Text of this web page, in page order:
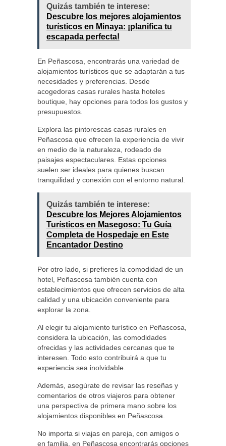
Quizás también te interese:
Descubre los mejores alojamientos
turísticos en Minaya: ¡planifica tu
escapada perfecta!
En Peñascosa, encontrarás una variedad de
alojamientos turísticos que se adaptarán a tus
necesidades y preferencias. Desde
acogedoras casas rurales hasta hoteles
boutique, hay opciones para todos los gustos y
presupuestos.
Explora las pintorescas casas rurales en
Peñascosa que ofrecen la experiencia de vivir
en medio de la naturaleza, rodeado de
paisajes espectaculares. Estas opciones
suelen ser ideales para quienes buscan
tranquilidad y conexión con el entorno natural.
Quizás también te interese:
Descubre los Mejores Alojamientos
Turísticos en Masegoso: Tu Guía
Completa de Hospedaje en Este
Encantador Destino
Por otro lado, si prefieres la comodidad de un
hotel, Peñascosa también cuenta con
establecimientos que ofrecen servicios de alta
calidad y una ubicación conveniente para
explorar la zona.
Al elegir tu alojamiento turístico en Peñascosa,
considera la ubicación, las comodidades
ofrecidas y las actividades cercanas que te
interesen. Todo esto contribuirá a que tu
experiencia sea inolvidable.
Además, asegúrate de revisar las reseñas y
comentarios de otros viajeros para obtener
una perspectiva de primera mano sobre los
alojamientos disponibles en Peñascosa.
No importa si viajas en pareja, con amigos o
en familia, en Peñascosa encontrarás opciones